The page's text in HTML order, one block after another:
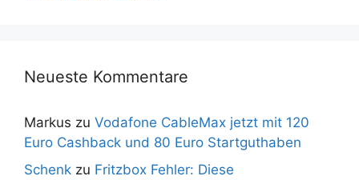
Neueste Kommentare
Markus zu Vodafone CableMax jetzt mit 120
Euro Cashback und 80 Euro Startguthaben
Schenk zu Fritzbox Fehler: Diese